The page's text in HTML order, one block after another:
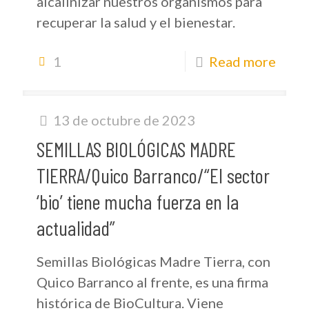
recuperar la salud y el bienestar.
1 Read more
13 de octubre de 2023
SEMILLAS BIOLÓGICAS MADRE
TIERRA/Quico Barranco/“El sector
‘bio’ tiene mucha fuerza en la
actualidad”
Semillas Biológicas Madre Tierra, con
Quico Barranco al frente, es una firma
histórica de BioCultura. Viene